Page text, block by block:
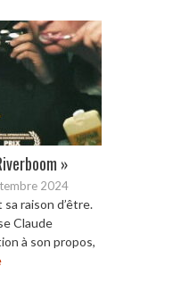
»
2024
sa raison d’être.
Claude
à son propos,